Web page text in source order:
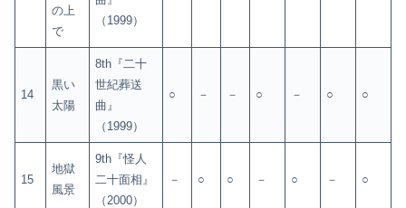
の上
で
（1999）
14
黒い
太陽
8th『二十
世紀葬送
曲』
（1999）
○ － － ○ － ○ ○
15
地獄
風景
9th『怪人
二十面相』
（2000）
－ ○ ○ － ○ － ○